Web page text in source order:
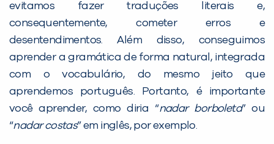
evitamos fazer traduções literais e,
consequentemente, cometer erros e
desentendimentos. Além disso, conseguimos
aprender a gramática de forma natural, integrada
com o vocabulário, do mesmo jeito que
aprendemos português. Portanto, é importante
você aprender, como diria “nadar borboleta” ou
“nadar costas” em inglês, por exemplo.